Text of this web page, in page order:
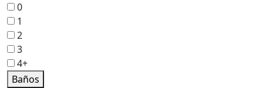
0
1
2
3
4+
Baños